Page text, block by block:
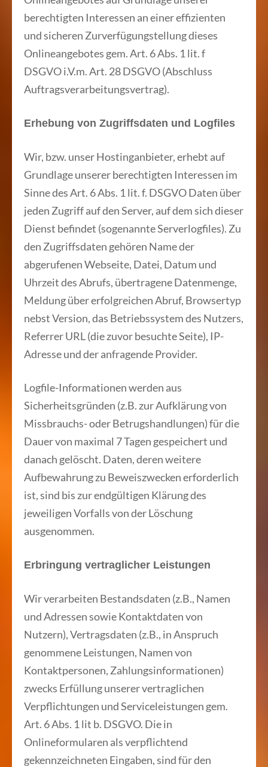
berechtigten Interessen an einer effizienten
und sicheren Zurverfügungstellung dieses
Onlineangebotes gem. Art. 6 Abs. 1 lit. f
DSGVO i.V.m. Art. 28 DSGVO (Abschluss
Auftragsverarbeitungsvertrag).
Erhebung von Zugriffsdaten und Logfiles
Wir, bzw. unser Hostinganbieter, erhebt auf
Grundlage unserer berechtigten Interessen im
Sinne des Art. 6 Abs. 1 lit. f. DSGVO Daten über
jeden Zugriff auf den Server, auf dem sich dieser
Dienst befindet (sogenannte Serverlogfiles). Zu
den Zugriffsdaten gehören Name der
abgerufenen Webseite, Datei, Datum und
Uhrzeit des Abrufs, übertragene Datenmenge,
Meldung über erfolgreichen Abruf, Browsertyp
nebst Version, das Betriebssystem des Nutzers,
Referrer URL (die zuvor besuchte Seite), IP-
Adresse und der anfragende Provider.
Logfile-Informationen werden aus
Sicherheitsgründen (z.B. zur Aufklärung von
Missbrauchs- oder Betrugshandlungen) für die
Dauer von maximal 7 Tagen gespeichert und
danach gelöscht. Daten, deren weitere
Aufbewahrung zu Beweiszwecken erforderlich
ist, sind bis zur endgültigen Klärung des
jeweiligen Vorfalls von der Löschung
ausgenommen.
Erbringung vertraglicher Leistungen
Wir verarbeiten Bestandsdaten (z.B., Namen
und Adressen sowie Kontaktdaten von
Nutzern), Vertragsdaten (z.B., in Anspruch
genommene Leistungen, Namen von
Kontaktpersonen, Zahlungsinformationen)
zwecks Erfüllung unserer vertraglichen
Verpflichtungen und Serviceleistungen gem.
Art. 6 Abs. 1 lit b. DSGVO. Die in
Onlineformularen als verpflichtend
gekennzeichneten Eingaben, sind für den